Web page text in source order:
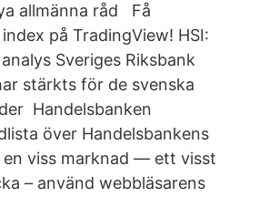
allmänna råd Få
på TradingView! HSI:
Sveriges Riksbank
stärkts för de svenska
Handelsbanken
över Handelsbankens
viss marknad — ett visst
– använd webbläsarens